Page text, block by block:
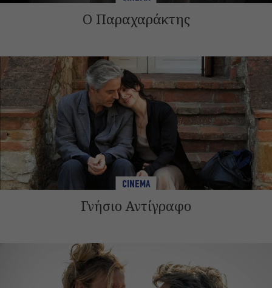
Ο Παραχαράκτης
CINEMA
Γνήσιο Αντίγραφο